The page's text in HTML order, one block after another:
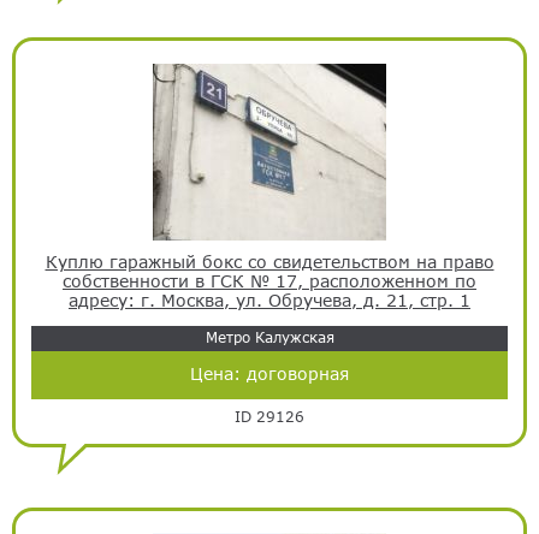
Куплю гаражный бокс со свидетельством на право
собственности в ГСК № 17, расположенном по
адресу: г. Москва, ул. Обручева, д. 21, стр. 1
Метро Калужская
Цена: договорная
ID 29126